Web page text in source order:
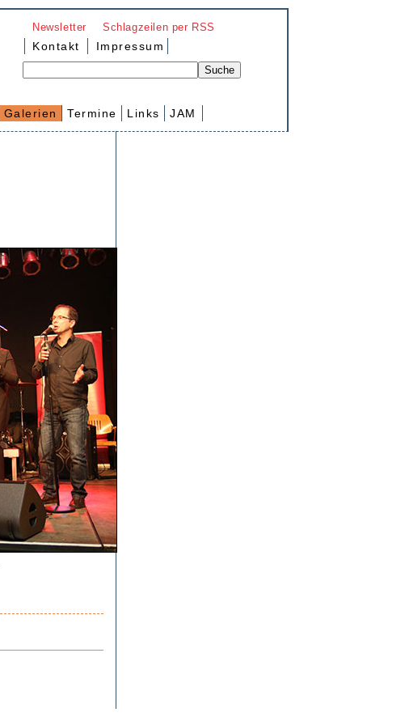
Newsletter Schlagzeilen per RSS
Kontakt Impressum
Galerien Termine Links JAM